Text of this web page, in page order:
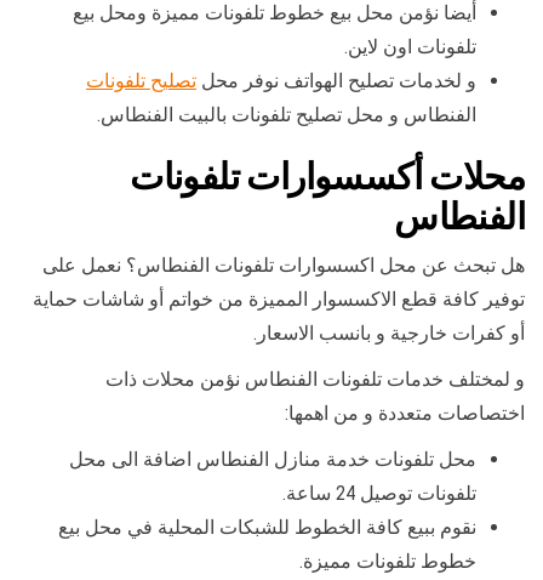
أيضا نؤمن محل بيع خطوط تلفونات مميزة ومحل بيع
تلفونات اون لاين.
و لخدمات تصليح الهواتف نوفر محل تصليح تلفونات
الفنطاس و محل تصليح تلفونات بالبيت الفنطاس.
محلات أكسسوارات تلفونات
الفنطاس
هل تبحث عن محل اكسسوارات تلفونات الفنطاس؟ نعمل على
توفير كافة قطع الاكسسوار المميزة من خواتم أو شاشات حماية
أو كفرات خارجية و بانسب الاسعار.
و لمختلف خدمات تلفونات الفنطاس نؤمن محلات ذات
اختصاصات متعددة و من اهمها:
محل تلفونات خدمة منازل الفنطاس اضافة الى محل
تلفونات توصيل 24 ساعة.
نقوم ببيع كافة الخطوط للشبكات المحلية في محل بيع
خطوط تلفونات مميزة.